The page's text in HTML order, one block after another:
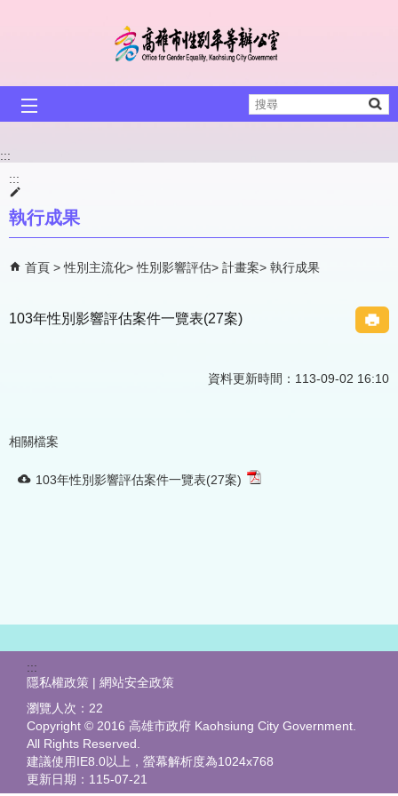
搜
尋
:::
:::
執行成果
首頁 性別主流化 性別影響評估 計畫案 執行成果
103年性別影響評估案件一覽表(27案)
資料更新時間：113-09-02 16:10
相關檔案
103年性別影響評估案件一覽表(27案)
:::
隱私權政策 | 網站安全政策
瀏覽人次： 22
Copyright © 2016 高雄市政府 Kaohsiung City Government.
All Rights Reserved.
建議使用IE8.0以上，螢幕解析度為1024x768
更新日期： 115-07-21